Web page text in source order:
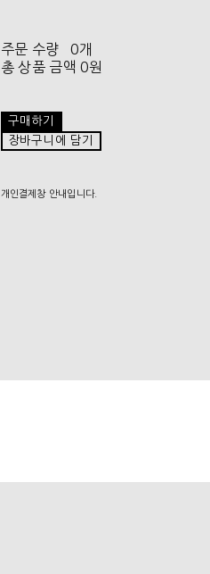
주문 수량
0개
총 상품 금액 0원
구매하기
장바구니에 담기
개인결제창 안내입니다.